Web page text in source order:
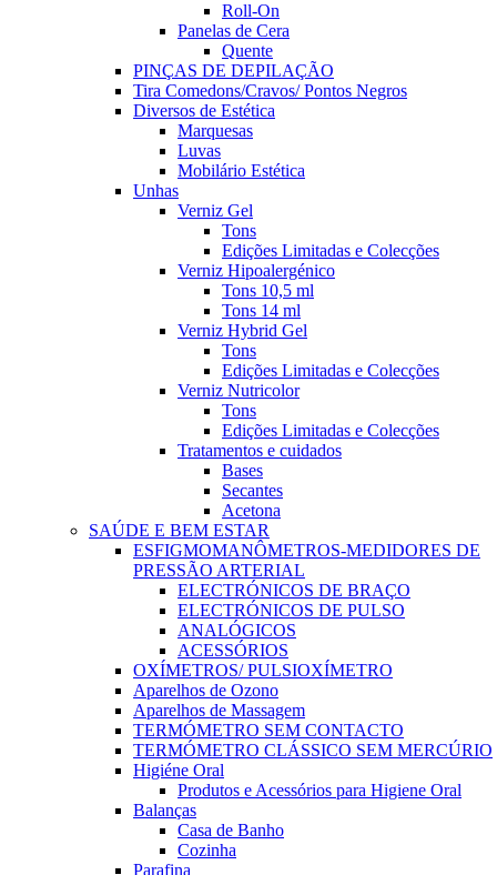
Roll-On
Panelas de Cera
Quente
PINÇAS DE DEPILAÇÃO
Tira Comedons/Cravos/ Pontos Negros
Diversos de Estética
Marquesas
Luvas
Mobilário Estética
Unhas
Verniz Gel
Tons
Edições Limitadas e Colecções
Verniz Hipoalergénico
Tons 10,5 ml
Tons 14 ml
Verniz Hybrid Gel
Tons
Edições Limitadas e Colecções
Verniz Nutricolor
Tons
Edições Limitadas e Colecções
Tratamentos e cuidados
Bases
Secantes
Acetona
SAÚDE E BEM ESTAR
ESFIGMOMANÔMETROS-MEDIDORES DE
PRESSÃO ARTERIAL
ELECTRÓNICOS DE BRAÇO
ELECTRÓNICOS DE PULSO
ANALÓGICOS
ACESSÓRIOS
OXÍMETROS/ PULSIOXÍMETRO
Aparelhos de Ozono
Aparelhos de Massagem
TERMÓMETRO SEM CONTACTO
TERMÓMETRO CLÁSSICO SEM MERCÚRIO
Higiéne Oral
Produtos e Acessórios para Higiene Oral
Balanças
Casa de Banho
Cozinha
Parafina